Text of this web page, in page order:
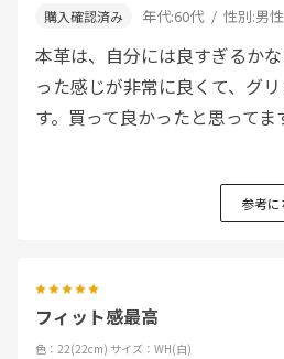
年代:60代 性別:男性
本革は、自分には良すぎるか
った感じが非常に良くて、グ
す。買って良かったと思ってま
参考に
フィット感最高
色：22(22cm) サイズ：WH(白)